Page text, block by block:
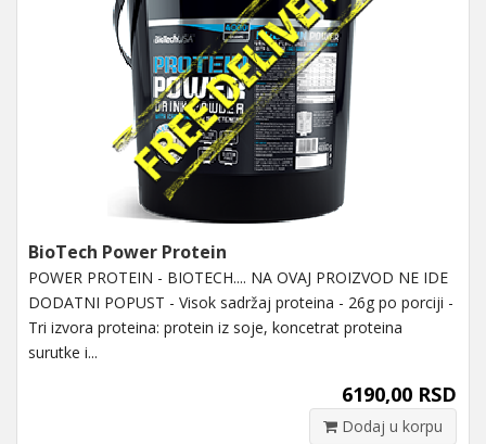
BioTech Power Protein
POWER PROTEIN - BIOTECH.... NA OVAJ PROIZVOD NE IDE
DODATNI POPUST - Visok sadržaj proteina - 26g po porciji -
Tri izvora proteina: protein iz soje, koncetrat proteina
surutke i...
6190,00 RSD
Dodaj u korpu